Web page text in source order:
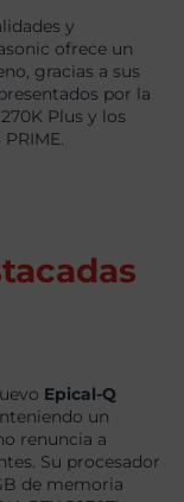
y
ofrece un
gracias a sus
por la
Plus y los
Epical-Q
un
renuncia a
Su procesador
de memoria